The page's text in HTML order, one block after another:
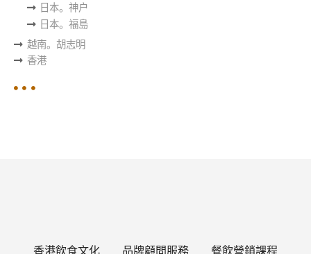
日本。神户
日本。福島
越南。胡志明
香港
香港飲食文化 品牌顧問服務 餐飲營銷課程